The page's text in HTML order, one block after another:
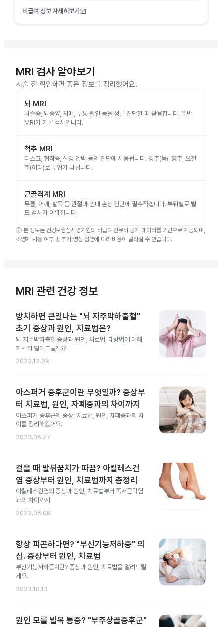
비급여 정보 자세히보기 open_in_new
MRI 검사 알아보기
시술 전 확인하면 좋은 정보를 정리했어요.
뇌 MRI
뇌졸중, 뇌종양, 치매, 두통 원인 등을 정밀 진단할 때 활용합니다. 일반
MRI가 기본 검사입니다.
척추 MRI
디스크, 협착증, 신경 압박 등의 진단에 사용됩니다. 경추(목), 흉추, 요천
추(허리)로 부위가 나뉩니다.
근골격계 MRI
무릎, 어깨, 발목 등 관절과 인대 손상 진단에 필수적입니다. 부위별로 별
도 검사가 이뤄집니다.
ⓘ 본 정보는 건강보험심사평가원의 비급여 진료비 공개 데이터를 기반으로 제공되며,
조영제 사용 여부 및 추가 영상 촬영에 따라 비용이 달라질 수 있습니다.
MRI 관련 건강 정보
방치하면 큰일나는 "뇌 지주막하출혈"
초기 증상과 원인, 치료법은?
뇌 지주막하출혈 증상과 원인, 치료법, 예방법에 대해
자세히 알려드릴게요.
2023.12.29
아스퍼거 증후군이란 무엇일까? 증상부
터 치료법, 원인, 자폐증과의 차이까지
아스퍼거 증후군의 증상, 치료법, 원인, 자폐증과의 차
이를 정리해왔어요.
2023.06.27
걸을 때 발뒤꿈치가 따끔? 아킬레스건
염 증상부터 원인, 치료법까지 총정리
아킬레스건염의 증상과 원인, 치료법부터 족저근막염
과의 차이까지
2023.06.08
항상 피곤하다면? "부신기능저하증" 의
심. 증상부터 원인, 치료법
부신기능저하증이란? 증상과 원인, 치료법을 알려드릴
게요.
2023.10.13
원인 모를 발목 통증? "부주상골증후군"